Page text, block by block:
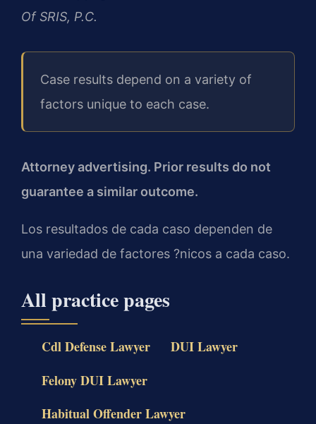
Of SRIS, P.C.
Case results depend on a variety of
factors unique to each case.
Attorney advertising. Prior results do not
guarantee a similar outcome.
Los resultados de cada caso dependen de
una variedad de factores ?nicos a cada caso.
All practice pages
Cdl Defense Lawyer
DUI Lawyer
Felony DUI Lawyer
Habitual Offender Lawyer